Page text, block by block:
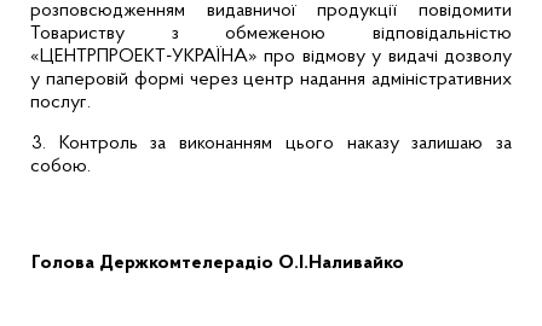
розповсюдженням видавничої продукції повідомити
Товариству з обмеженою відповідальністю
«ЦЕНТРПРОЕКТ-УКРАЇНА» про відмову у видачі дозволу
у паперовій формі через центр надання адміністративних
послуг.
3.
Контроль за виконанням цього наказу залишаю за
собою.
Голова Держкомтелерадіо О.І.Наливайко